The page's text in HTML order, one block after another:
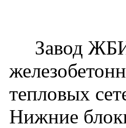
Завод ЖБИ
тепловых
Нижние